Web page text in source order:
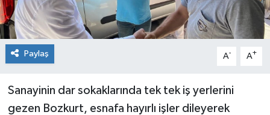
Paylaş A- A+
Sanayinin dar sokaklarında tek tek iş yerlerini
gezen Bozkurt, esnafa hayırlı işler dileyerek